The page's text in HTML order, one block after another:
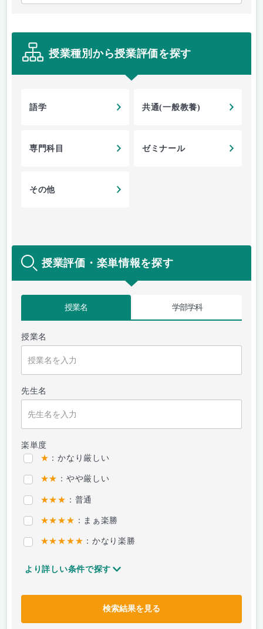
授業種別から授業評価を探す
語学 共通(一般教養)
専門科目 ゼミナール
その他
授業評価・楽単情報を探す
授業名 学部学科
授業名
先生名
楽単度
★ ：かなり厳しい
★★ ：やや厳しい
★★★ ：普通
★★★★ ：まぁ楽勝
★★★★★ ：かなり楽勝
より詳しい条件で探す
検索結果を見る